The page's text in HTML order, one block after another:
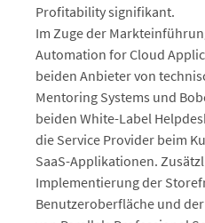
Profitability signifikant.
Im Zuge der
Automation for Cloud
beiden Anbieter von
Mentoring Systems und
beiden White-Label
die Service Provider beim
SaaS-Applikationen.
Implementierung der
Benutzeroberfläche und